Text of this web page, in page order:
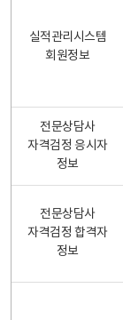
실적관리시스템
회원정보
전문상담사
자격검정 응시자
정보
전문상담사
자격검정 합격자
정보